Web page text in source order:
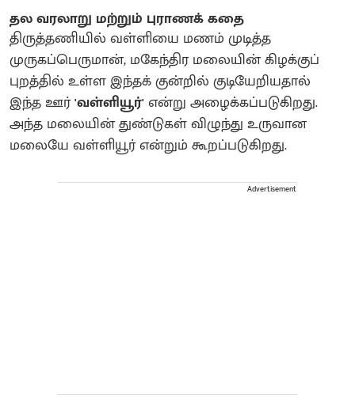
தல வரலாறு மற்றும் புராணக் கதை
திருத்தணியில் வள்ளியை மணம் முடித்த
முருகப்பெருமான், மகேந்திர மலையின் கிழக்குப்
புறத்தில் உள்ள இந்தக் குன்றில் குடியேறியதால்
இந்த ஊர்'வள்ளியூர்'என்று அழைக்கப்படுகிறது.
அந்த மலையின் துண்டுகள் விழுந்து உருவான
மலையே வள்ளியூர் என்றும் கூறப்படுகிறது.
Advertisement